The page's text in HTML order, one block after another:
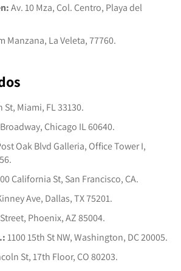
Av. 10 Mza, Col. Centro, Playa del
Manzana, La Veleta, 77760.
St, Miami, FL 33130.
Chicago IL 60640.
Oak Blvd Galleria, Office Tower I,
California St, San Francisco, CA.
Ave, Dallas, TX 75201.
Phoenix, AZ 85004.
1100 15th St NW, Washington, DC 20005.
St, 17th Floor, CO 80203.